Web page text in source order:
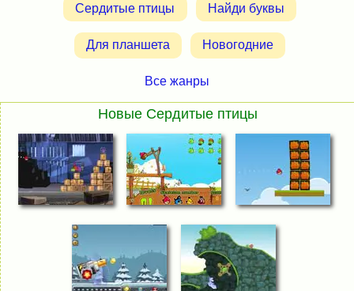
Сердитые птицы Найди буквы
Для планшета Новогодние
Все жанры
Новые Сердитые птицы